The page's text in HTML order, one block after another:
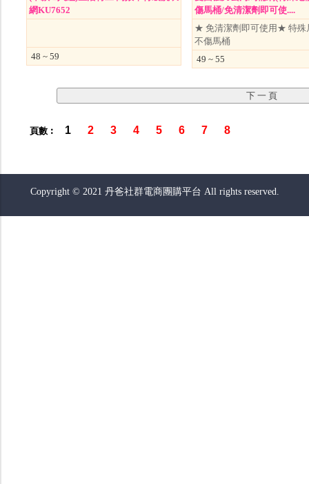
網KU7652
48 ~ 59
傷馬桶/免清潔劑即可使....
★ 免清潔劑即可使用★ 特殊
不傷馬桶
49 ~ 55
頁數︰ 1 2 3 4 5 6 7 8
Copyright © 2021 丹爸社群電商團購平台 All rights reserved.